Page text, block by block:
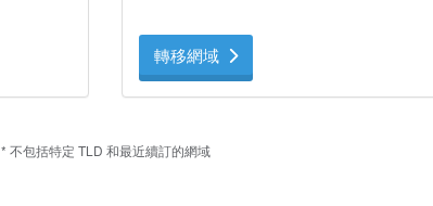
轉移網域
* 不包括特定 TLD 和最近續訂的網域